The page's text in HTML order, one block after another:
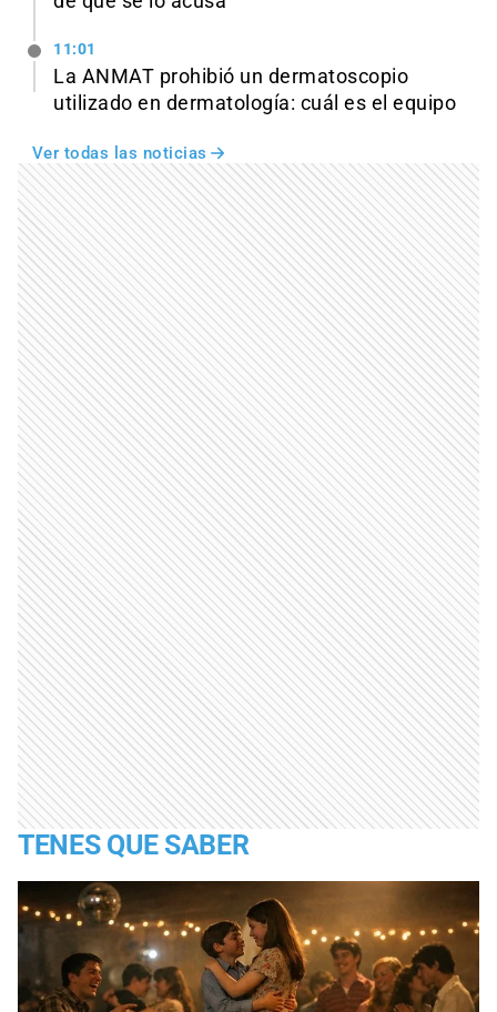
11:01
La ANMAT prohibió un dermatoscopio
utilizado en dermatología: cuál es el equipo
Ver todas las noticias
TENES QUE SABER